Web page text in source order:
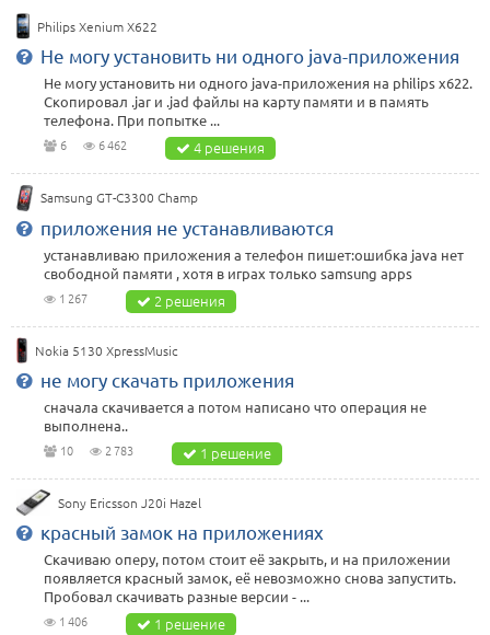
Philips Xenium X622
Не могу установить ни одного java-приложения
Не могу установить ни одного java-приложения на philips x622.
Скопировал .jar и .jad файлы на карту памяти и в память
телефона. При попытке ...
6 6 462 4 решения
Samsung GT-C3300 Champ
приложения не устанавливаются
устанавливаю приложения а телефон пишет:ошибка java нет
свободной памяти , хотя в играх только samsung apps
1 267 2 решения
Nokia 5130 XpressMusic
не могу скачать приложения
сначала скачивается а потом написано что операция не
выполнена..
10 2 783 1 решение
Sony Ericsson J20i Hazel
красный замок на приложениях
Скачиваю оперу, потом стоит её закрыть, и на приложении
появляется красный замок, её невозможно снова запустить.
Пробовал скачивать разные версии - ...
1 406 1 решение